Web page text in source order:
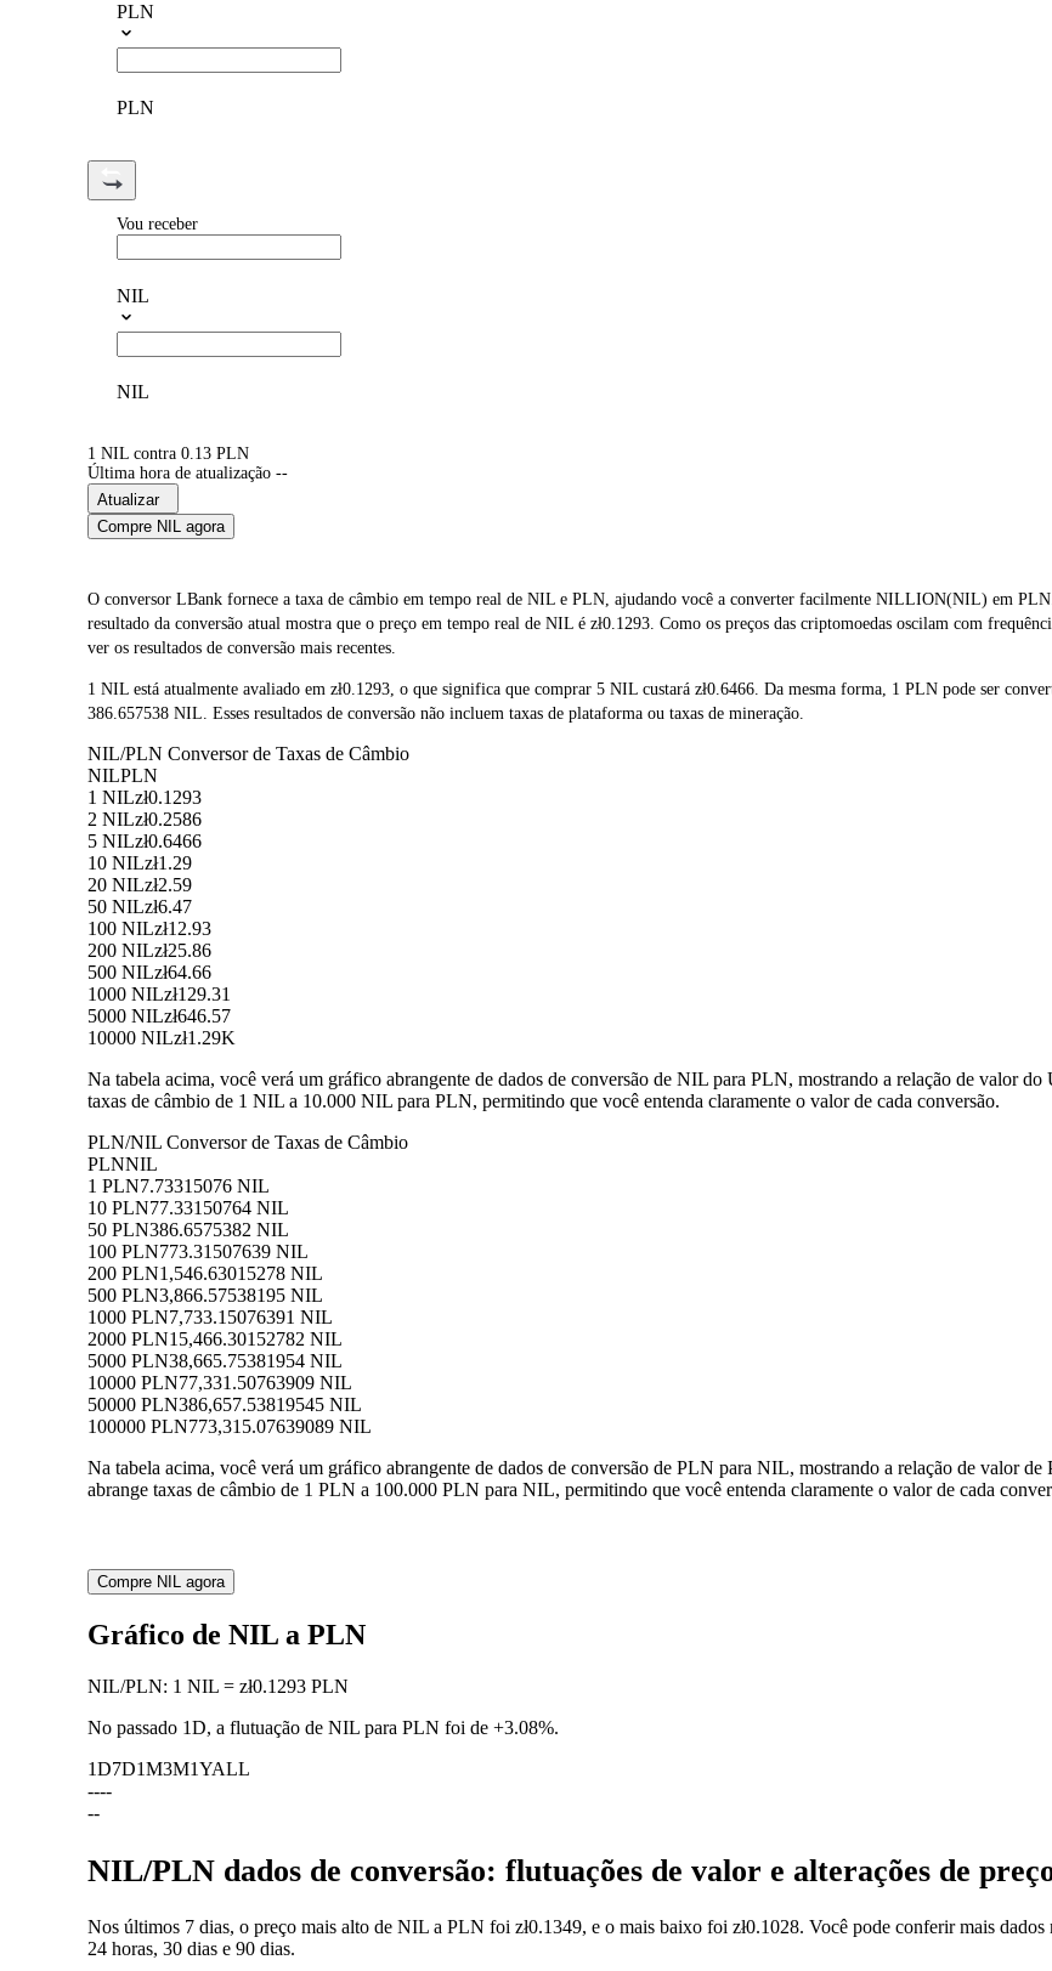
PLN
PLN
Vou receber
NIL
NIL
1 NIL contra 0.13 PLN
Última hora de atualização --
Atualizar
Compre NIL agora
O conversor LBank fornece a taxa de câmbio em tempo real de NIL e PLN, ajudando você a converter facilmente NILLION(NIL) em
resultado da conversão atual mostra que o preço em tempo real de NIL é zł0.1293. Como os preços das criptomoedas oscilam com
ver os resultados de conversão mais recentes.
1 NIL está atualmente avaliado em zł0.1293, o que significa que comprar 5 NIL custará zł0.6466. Da mesma forma, 1 PLN pode ser
386.657538 NIL. Esses resultados de conversão não incluem taxas de plataforma ou taxas de mineração.
NIL/PLN Conversor de Taxas de Câmbio
NILPLN
1 NILzł0.1293
2 NILzł0.2586
5 NILzł0.6466
10 NILzł1.29
20 NILzł2.59
50 NILzł6.47
100 NILzł12.93
200 NILzł25.86
500 NILzł64.66
1000 NILzł129.31
5000 NILzł646.57
10000 NILzł1.29K
Na tabela acima, você verá um gráfico abrangente de dados de conversão de NIL para PLN, mostrando a relação de valor
taxas de câmbio de 1 NIL a 10.000 NIL para PLN, permitindo que você entenda claramente o valor de cada conversão.
PLN/NIL Conversor de Taxas de Câmbio
PLNNIL
1 PLN7.73315076 NIL
10 PLN77.33150764 NIL
50 PLN386.6575382 NIL
100 PLN773.31507639 NIL
200 PLN1,546.63015278 NIL
500 PLN3,866.57538195 NIL
1000 PLN7,733.15076391 NIL
2000 PLN15,466.30152782 NIL
5000 PLN38,665.75381954 NIL
10000 PLN77,331.50763909 NIL
50000 PLN386,657.53819545 NIL
100000 PLN773,315.07639089 NIL
Na tabela acima, você verá um gráfico abrangente de dados de conversão de PLN para NIL, mostrando a relação de valor
abrange taxas de câmbio de 1 PLN a 100.000 PLN para NIL, permitindo que você entenda claramente o valor de cada
Compre NIL agora
Gráfico de NIL a PLN
NIL/PLN: 1 NIL = zł0.1293 PLN
No passado 1D, a flutuação de NIL para PLN foi de +3.08%.
1D7D1M3M1YALL
----
--
NIL/PLN dados de conversão: flutuações de valor e alterações de
Nos últimos 7 dias, o preço mais alto de NIL a PLN foi zł0.1349, e o mais baixo foi zł0.1028. Você pode conferir mais
24 horas, 30 dias e 90 dias.